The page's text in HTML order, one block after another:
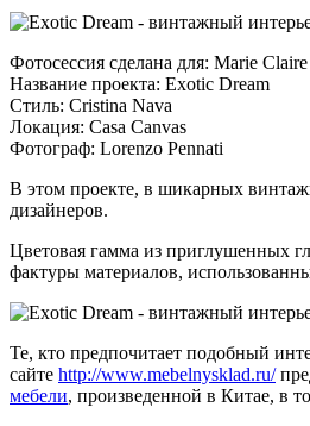
Фотосессия сделана для: Marie
Название проекта: Exotic Dream
Стиль: Cristina Nava
Локация: Casa Canvas
Фотограф: Lorenzo Pennati
В этом проекте, в шикарных
дизайнеров.
Цветовая гамма из приглушенных
фактуры материалов,
Те, кто предпочитает подобный
сайте http://www.mebelnysklad.ru/
мебели, произведенной в Китае, в